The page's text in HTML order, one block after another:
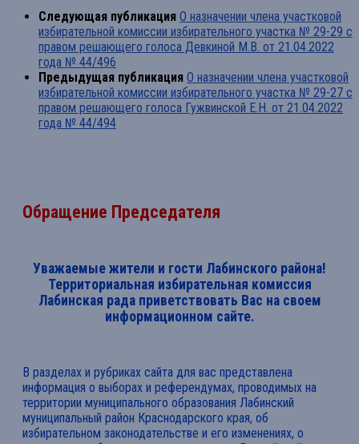
Следующая публикация О назначении члена участковой
избирательной комиссии избирательного участка № 29-29 с
правом решающего голоса Девкиной М.В. от 21.04.2022
года № 44/496
Предыдущая публикация О назначении члена участковой
избирательной комиссии избирательного участка № 29-27 с
правом решающего голоса Гужвинской Е.Н. от 21.04.2022
года № 44/494
Обращение Председателя
Уважаемые жители и гости Лабинского района!
Территориальная избирательная комиссия
Лабинская рада приветствовать Вас на своем
информационном сайте.
В разделах и рубриках сайта для вас представлена
информация о выборах и референдумах, проводимых на
территории муниципального образования Лабинский
муниципальный район Краснодарского края, об
избирательном законодательстве и его изменениях, о